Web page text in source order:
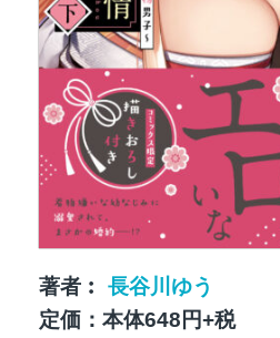
著者︰ 長谷川ゆう
定価：本体648円+税